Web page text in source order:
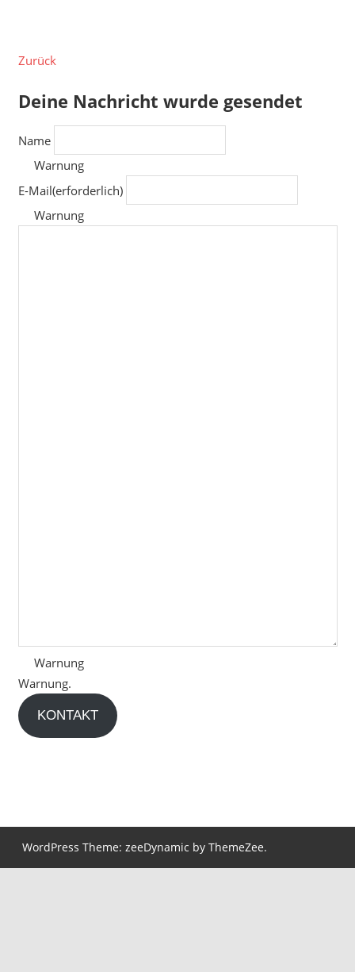
Zurück
Deine Nachricht wurde gesendet
Name
Warnung
E-Mail(erforderlich)
Warnung
Warnung
Warnung.
KONTAKT
WordPress Theme: zeeDynamic by ThemeZee.